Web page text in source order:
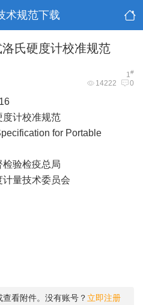
术规范下载
氏硬度计校准规范
1#
14222 0
度计校准规范
for Portable
检验检疫总局
计量技术委员会
查看附件。没有账号？ 立即注册